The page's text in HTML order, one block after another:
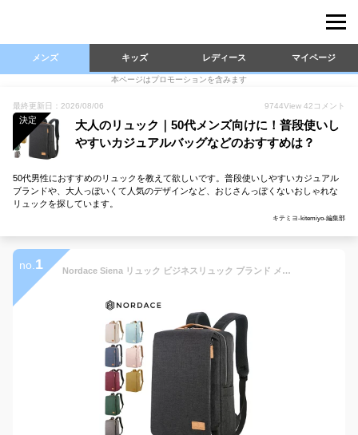
メンズ キッズ レディース マイページ
本ページはプロモーションを含みます
最終更新日：2026/08/06 9744View 42 コメント
決定
大人のリュック｜50代メンズ向けに！普段使いし
やすいカジュアルバッグなどのおすすめは？
50代男性におすすめのリュックを教えて欲しいです。普段使いしやすいカジュアル
ブランドや、大人っぽいくて人気のデザインなど、おじさんっぽくないおしゃれな
リュックを探しています。
キテミヨ-kitemiyo-編集部
no. 1 Nordace Siena リュック ビジネスリュック ブランド メンズ レディース 大容量 おしゃれ おすすめ 旅行 通勤 通学 学生 軽量 USB充電 ノルディス クラシック ND1001 プレゼント ギフト【正規輸入販売代理店】